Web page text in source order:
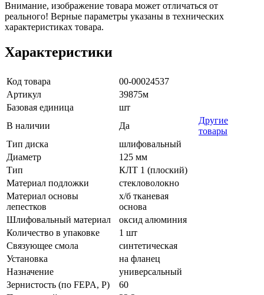
Внимание, изображение товара может отличаться от
реального! Верные параметры указаны в технических
характеристиках товара.
Характеристики
Код товара
00-00024537
Артикул
39875м
Базовая единица
шт
В наличии
Да
Другие
товары
Тип диска
шлифовальный
Диаметр
125 мм
Тип
КЛТ 1 (плоский)
Материал подложки
стекловолокно
Материал основы
лепестков
х/б тканевая
основа
Шлифовальный материал
оксид алюминия
Количество в упаковке
1 шт
Связующее смола
синтетическая
Установка
на фланец
Назначение
универсальный
Зернистость (по FEPA, P)
60